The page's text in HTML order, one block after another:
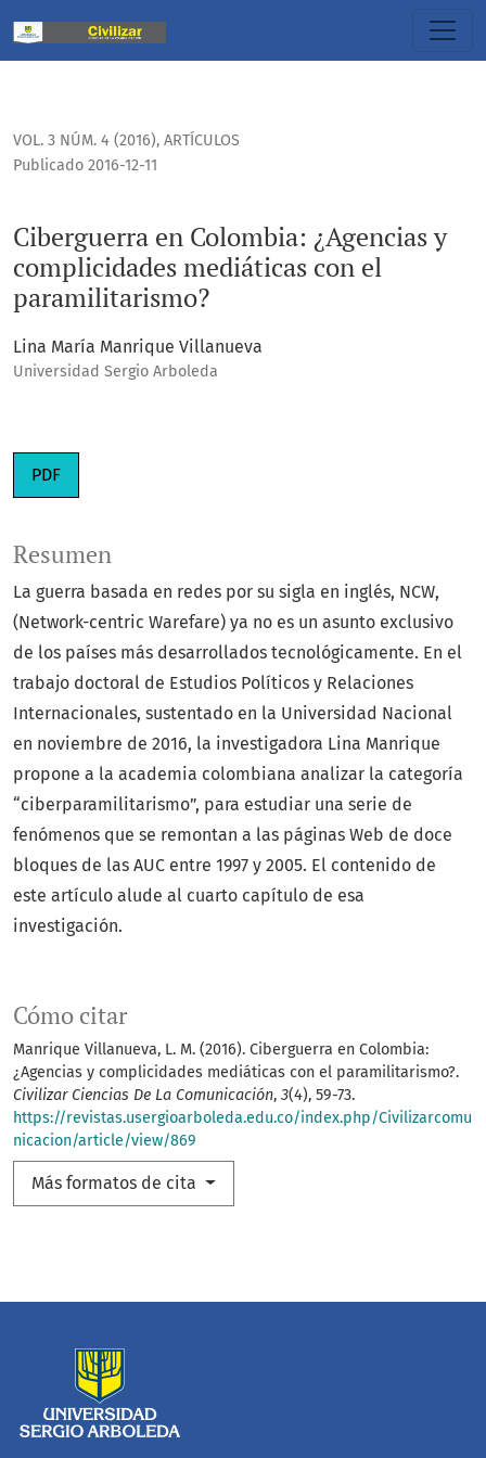
VOL. 3 NÚM. 4 (2016), ARTÍCULOS
Ciberguerra en Colombia: ¿Agencias y
complicidades mediáticas con el
paramilitarismo?
Publicado 2016-12-11
Lina María Manrique Villanueva
Universidad Sergio Arboleda
PDF
Cómo citar
Manrique Villanueva, L. M. (2016). Ciberguerra en Colombia:
¿Agencias y complicidades mediáticas con el paramilitarismo?.
Civilizar Ciencias De La Comunicación, 3(4), 59-73.
https://revistas.usergioarboleda.edu.co/index.php/Civilizarcomu
nicacion/article/view/869
Más formatos de cita
Resumen
La guerra basada en redes por su sigla en inglés, NCW,
(Network-centric Warefare) ya no es un asunto exclusivo
de los países más desarrollados tecnológicamente. En el
trabajo doctoral de Estudios Políticos y Relaciones
Internacionales, sustentado en la Universidad Nacional
en noviembre de 2016, la investigadora Lina Manrique
propone a la academia colombiana analizar la categoría
“ciberparamilitarismo”, para estudiar una serie de
fenómenos que se remontan a las páginas Web de doce
bloques de las AUC entre 1997 y 2005. El contenido de
este artículo alude al cuarto capítulo de esa
investigación.